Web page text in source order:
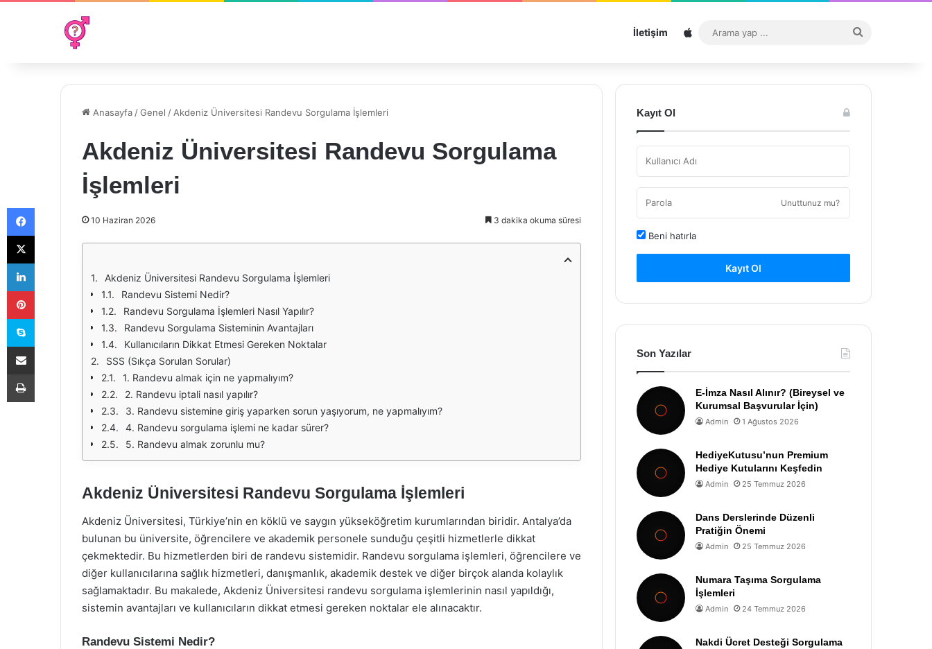
İletişim Sitemap
...
Anasayfa /Genel / Akdeniz Üniversitesi Randevu Sorgulama İşlemleri
Akdeniz Üniversitesi Randevu Sorgulama
İşlemleri
10 Haziran 2026 3 dakika okuma süresi
Akdeniz Üniversitesi Randevu Sorgulama İşlemleri
Randevu Sistemi Nedir?
Randevu Sorgulama İşlemleri Nasıl Yapılır?
Randevu Sorgulama Sisteminin Avantajları
Kullanıcıların Dikkat Etmesi Gereken Noktalar
SSS (Sıkça Sorulan Sorular)
1. Randevu almak için ne yapmalıyım?
2. Randevu iptali nasıl yapılır?
3. Randevu sistemine giriş yaparken sorun yaşıyorum, ne yapmalıyım?
4. Randevu sorgulama işlemi ne kadar sürer?
5. Randevu almak zorunlu mu?
Akdeniz Üniversitesi Randevu Sorgulama İşlemleri
Akdeniz Üniversitesi, Türkiye’nin en köklü ve saygın yükseköğretim kurumlarından biridir. Antalya’da
bulunan bu üniversite, öğrencilere ve akademik personele sunduğu çeşitli hizmetlerle dikkat
çekmektedir. Bu hizmetlerden biri de randevu sistemidir. Randevu sorgulama işlemleri, öğrencilere ve
diğer kullanıcılarına sağlık hizmetleri, danışmanlık, akademik destek ve diğer birçok alanda kolaylık
sağlamaktadır. Bu makalede, Akdeniz Üniversitesi randevu sorgulama işlemlerinin nasıl yapıldığı,
sistemin avantajları ve kullanıcıların dikkat etmesi gereken noktalar ele alınacaktır.
Randevu Sistemi Nedir?
Kayıt Ol
Unuttunuz mu?
Beni hatırla
Kayıt Ol
Son Yazılar
E-İmza Nasıl Alınır? (Bireysel ve
Kurumsal Başvurular İçin)
Admin 1 Ağustos 2026
HediyeKutusu’nun Premium
Hediye Kutularını Keşfedin
Admin 25 Temmuz 2026
Dans Derslerinde Düzenli
Pratiğin Önemi
Admin 25 Temmuz 2026
Numara Taşıma Sorgulama
İşlemleri
Admin 24 Temmuz 2026
Nakdi Ücret Desteği Sorgulama
Facebook
X
LinkedIn
Pinterest
Skype
E-Posta ile paylaş